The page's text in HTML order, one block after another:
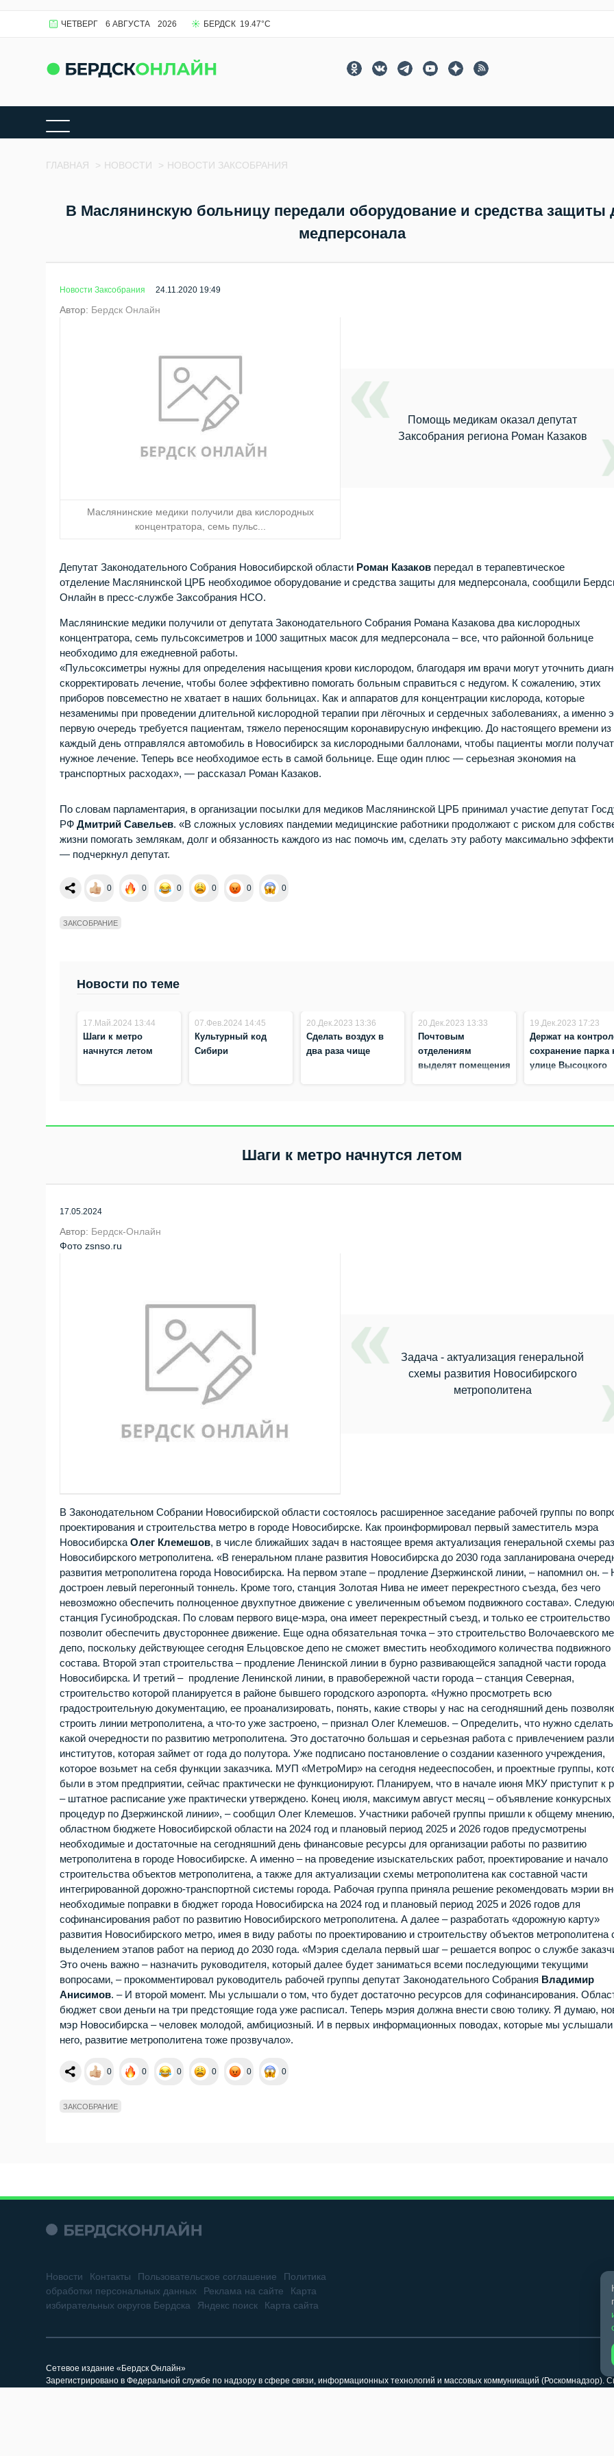
ЧЕТВЕРГ 6 АВГУСТА 2026 БЕРДСК 19.47°C
ГЛАВНАЯ > НОВОСТИ > НОВОСТИ ЗАКСОБРАНИЯ
В Маслянинскую больницу передали оборудование и средства защиты
медперсонала
Новости Заксобрания 24.11.2020 19:49
Автор: Бердск Онлайн
Маслянинские медики получили два кислородных
концентратора, семь пульс...
Помощь медикам оказал депутат
Заксобрания региона Роман Казаков
Депутат Законодательного Собрания Новосибирской области Роман Казаков передал в терапевтическое
отделение Маслянинской ЦРБ необходимое оборудование и средства защиты для медперсонала, сообщили
Онлайн в пресс-службе Заксобрания НСО.
Маслянинские медики получили от депутата Законодательного Собрания Романа Казакова два кислородных
концентратора, семь пульсоксиметров и 1000 защитных масок для медперсонала – все, что районной больнице
необходимо для ежедневной работы.
«Пульсоксиметры нужны для определения насыщения крови кислородом, благодаря им врачи могут уточнить
скорректировать лечение, чтобы более эффективно помогать больным справиться с недугом. К сожалению, этих
приборов повсеместно не хватает в наших больницах. Как и аппаратов для концентрации кислорода, которые
незаменимы при проведении длительной кислородной терапии при лёгочных и сердечных заболеваниях, а именно
первую очередь требуется пациентам, тяжело переносящим коронавирусную инфекцию. До настоящего времени
каждый день отправлялся автомобиль в Новосибирск за кислородными баллонами, чтобы пациенты могли
нужное лечение. Теперь все необходимое есть в самой больнице. Еще один плюс — серьезная экономия на
транспортных расходах», — рассказал Роман Казаков.
По словам парламентария, в организации посылки для медиков Маслянинской ЦРБ принимал участие депутат
РФДмитрий Савельев. «В сложных условиях пандемии медицинские работники продолжают с риском для
жизни помогать землякам, долг и обязанность каждого из нас помочь им, сделать эту работу максимально
— подчеркнул депутат.
0 0 0 0 0 0
ЗАКСОБРАНИЕ
Новости по теме
17.Май.2024 13:44
Шаги к метро
начнутся летом
07.Фев.2024 14:45
Культурный код
Сибири
20.Дек.2023 13:36
Сделать воздух в
два раза чище
20.Дек.2023 13:33
Почтовым
отделениям
выделят помещения
19.Дек.2023 17:23
Держат на
сохранение парка
улице Высоцкого
Шаги к метро начнутся летом
17.05.2024
Автор: Бердск-Онлайн
Фото zsnso.ru
Задача - актуализация генеральной
схемы развития Новосибирского
метрополитена
В Законодательном Собрании Новосибирской области состоялось расширенное заседание рабочей группы по
проектирования и строительства метро в городе Новосибирске. Как проинформировал первый заместитель мэра
НовосибирскаОлег Клемешов, в числе ближайших задач в настоящее время актуализация генеральной схемы
Новосибирского метрополитена. «В генеральном плане развития Новосибирска до 2030 года запланирована
развития метрополитена города Новосибирска. На первом этапе – продление Дзержинской линии, – напомнил он. –
достроен левый перегонный тоннель. Кроме того, станция Золотая Нива не имеет перекрестного съезда, без чего
невозможно обеспечить полноценное двухпутное движение с увеличенным объемом подвижного состава».
станция Гусинобродская. По словам первого вице-мэра, она имеет перекрестный съезд, и только ее строительство
позволит обеспечить двустороннее движение. Еще одна обязательная точка – это строительство Волочаевского
депо, поскольку действующее сегодня Ельцовское депо не сможет вместить необходимого количества подвижного
состава. Второй этап строительства – продление Ленинской линии в бурно развивающейся западной части города
Новосибирска. И третий – продление Ленинской линии, в правобережной части города – станция Северная,
строительство которой планируется в районе бывшего городского аэропорта. «Нужно просмотреть всю
градостроительную документацию, ее проанализировать, понять, какие створы у нас на сегодняшний день
строить линии метрополитена, а что-то уже застроено, – признал Олег Клемешов. – Определить, что нужно
какой очередности по развитию метрополитена. Это достаточно большая и серьезная работа с привлечением
институтов, которая займет от года до полутора. Уже подписано постановление о создании казенного учреждения,
которое возьмет на себя функции заказчика. МУП «МетроМир» на сегодня недееспособен, и проектные группы,
были в этом предприятии, сейчас практически не функционируют. Планируем, что в начале июня МКУ приступит к
– штатное расписание уже практически утверждено. Конец июля, максимум август месяц – объявление конкурсных
процедур по Дзержинской линии», – сообщил Олег Клемешов. Участники рабочей группы пришли к общему
областном бюджете Новосибирской области на 2024 год и плановый период 2025 и 2026 годов предусмотрены
необходимые и достаточные на сегодняшний день финансовые ресурсы для организации работы по развитию
метрополитена в городе Новосибирске. А именно – на проведение изыскательских работ, проектирование и начало
строительства объектов метрополитена, а также для актуализации схемы метрополитена как составной части
интегрированной дорожно-транспортной системы города. Рабочая группа приняла решение рекомендовать мэрии
необходимые поправки в бюджет города Новосибирска на 2024 год и плановый период 2025 и 2026 годов для
софинансирования работ по развитию Новосибирского метрополитена. А далее – разработать «дорожную карту»
развития Новосибирского метро, имея в виду работы по проектированию и строительству объектов метрополитена
выделением этапов работ на период до 2030 года. «Мэрия сделала первый шаг – решается вопрос о службе
Это очень важно – назначить руководителя, который далее будет заниматься всеми последующими текущими
вопросами, – прокомментировал руководитель рабочей группы депутат Законодательного Собрания Владимир
Анисимов. – И второй момент. Мы услышали о том, что будет достаточно ресурсов для софинансирования.
бюджет свои деньги на три предстоящие года уже расписал. Теперь мэрия должна внести свою толику. Я думаю,
мэр Новосибирска – человек молодой, амбициозный. И в первых информационных поводах, которые мы услышали
него, развитие метрополитена тоже прозвучало».
0 0 0 0 0 0
ЗАКСОБРАНИЕ
Новости Контакты Пользовательское соглашение
Политика
обработки персональных данных
Реклама на сайте
Карта
избирательных округов Бердска
Яндекс поиск Карта сайта
Сетевое издание «Бердск Онлайн»
Зарегистрировано в Федеральной службе по надзору в сфере связи, информационных технологий и массовых коммуникаций